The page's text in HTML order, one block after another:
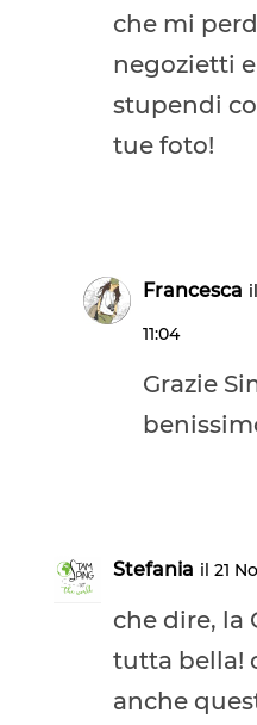
che mi
negozietti
stupendi
tue foto!
Francesca
11:04
Grazie
Stefania il 21
che dire, la
tutta bella!
anche